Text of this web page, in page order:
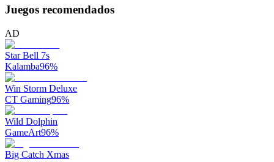
Juegos recomendados
AD
Star Bell 7s
Kalamba96%
Win Storm Deluxe
CT Gaming96%
Wild Dolphin
GameArt96%
Big Catch Xmas